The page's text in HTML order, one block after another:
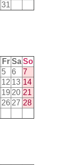
31
Fr SaSo
5 6
7
12 13 14
19 20 21
26 27 28